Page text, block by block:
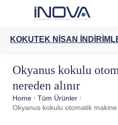
KOKUTEK NİSAN
Okyanus kokulu
nereden alınır
Home / Tüm Ürünler /
Okyanus kokulu otomatik makine